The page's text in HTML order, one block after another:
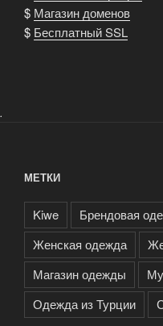
$ Магазин доменов
$ Бесплатный SSL
.
МЕТКИ
Kiwe Брендовая
Женская одежда
Магазин одежды
Одежда из Турции